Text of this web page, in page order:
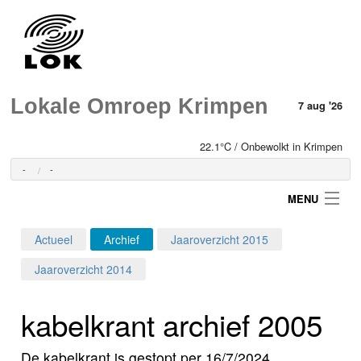
Lokale Omroep Krimpen 7 aug '26
22.1°C / Onbewolkt in Krimpen
- -
MENU
Programma's
Actueel Archief
Jaaroverzicht 2015
Jaaroverzicht 2014
kabelkrant archief 2005